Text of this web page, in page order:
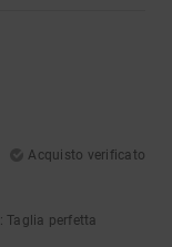
Acquisto verificato
: Taglia perfetta